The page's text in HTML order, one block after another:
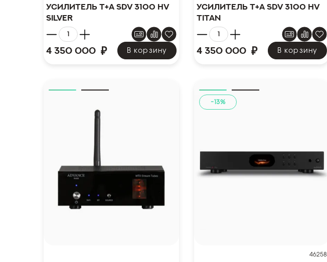
усилитель T+A SDV 3100 HV
Silver
4 350 000 ₽ В корзину
усилитель T+A SDV 3100 HV
Titan
4 350 000 ₽ В корзину
-13%
46258